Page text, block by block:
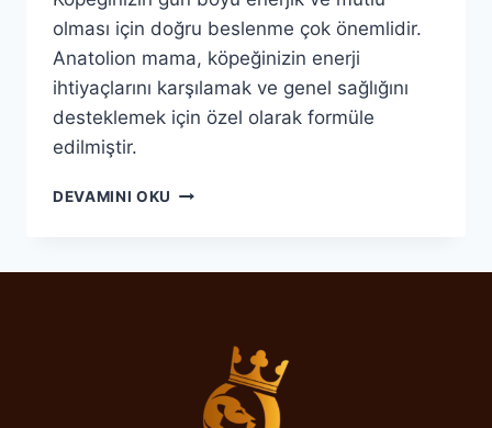
olması için doğru beslenme çok önemlidir.
Anatolion mama, köpeğinizin enerji
ihtiyaçlarını karşılamak ve genel sağlığını
desteklemek için özel olarak formüle
edilmiştir.
DEVAMINI OKU ANATOLION